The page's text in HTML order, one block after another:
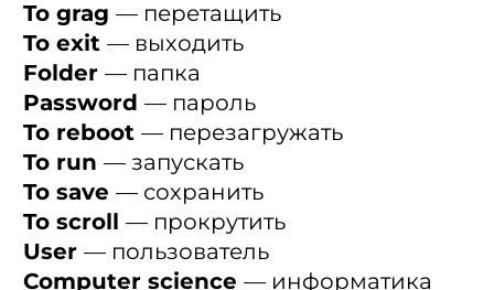
To grag — перетащить
To exit — выходить
Folder — папка
Password — пароль
To reboot — перезагружать
To run — запускать
To save — сохранить
To scroll — прокрутить
User — пользователь
Computer science — информатика